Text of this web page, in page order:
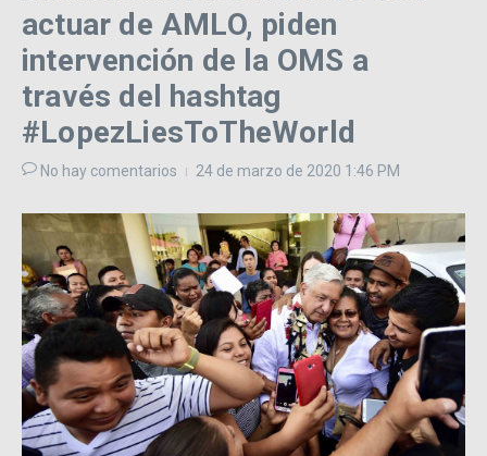
actuar de AMLO, piden
intervención de la OMS a
través del hashtag
#LopezLiesToTheWorld
No hay comentarios 24 de marzo de 2020 1:46 PM